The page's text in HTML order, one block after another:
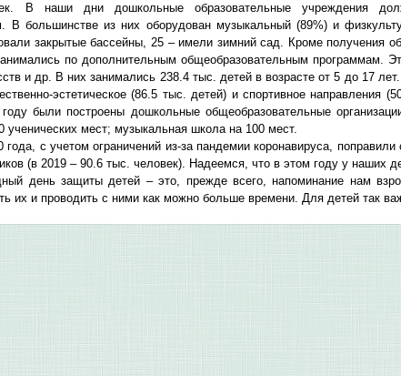
В наши дни дошкольные образовательные учреждения
В большинстве из них оборудован музыкальный (89%) и
закрытые бассейны, 25 – имели зимний сад. Кроме получения
по дополнительным общеобразовательным программам.
и др. В них занимались 238.4 тыс. детей в возрасте от 5 до 17
эстетическое (86.5 тыс. детей) и спортивное направления
были построены дошкольные общеобразовательные
ученических мест; музыкальная школа на 100 мест.
года, с учетом ограничений из-за пандемии коронавируса,
(в 2019 – 90.6 тыс. человек). Надеемся, что в этом году у наших
день защиты детей – это, прежде всего, напоминание нам
их и проводить с ними как можно больше времени. Для детей так